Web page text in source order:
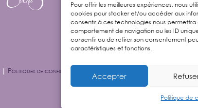
Pour offrir les meilleures expériences, nous
cookies pour stocker et/ou accéder aux
consentir à ces technologies nous
comportement de navigation ou les ID
consentir ou de retirer son consentement
caractéristiques et fonctions.
Accepter
Politique de
06 20 49 43
| Politiques de confidentialité L Com Lucie